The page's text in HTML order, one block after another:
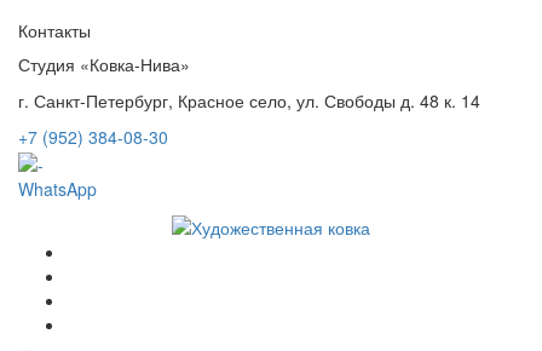
Контакты
Студия «Ковка-Нива»
г. Санкт-Петербург, Красное село, ул. Свободы д. 48 к. 14
+7 (952) 384-08-30
WhatsApp